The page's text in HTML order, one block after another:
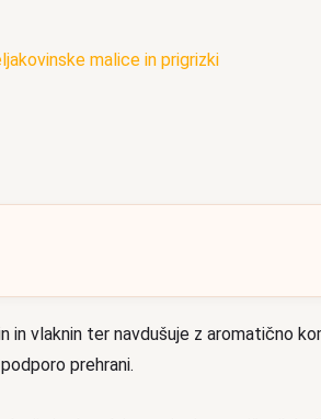
malice in prigrizki
vlaknin ter navdušuje z aromatično
prehrani.